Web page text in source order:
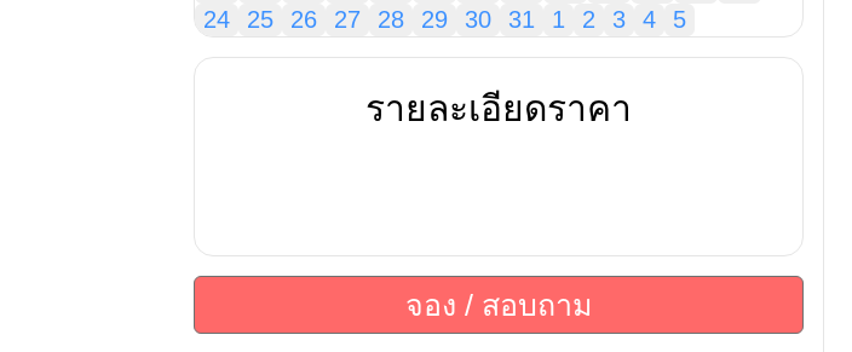
24
25 26 27 28 29 30 31 1 2 3 4 5
รายละเอียดราคา
จอง / สอบถาม